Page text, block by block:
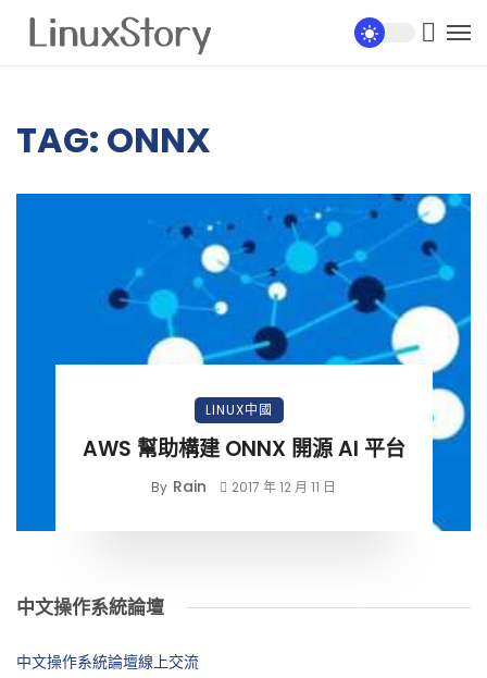
TAG: ONNX
LINUX中國
AWS 幫助構建 ONNX 開源 AI 平台
By Rain 2017 年 12 月 11 日
中文操作系統論壇
中文操作系統論壇線上交流